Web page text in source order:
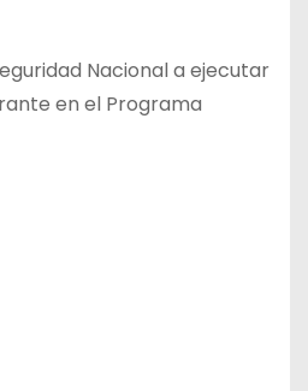
Nacional a ejecutar
en el Programa